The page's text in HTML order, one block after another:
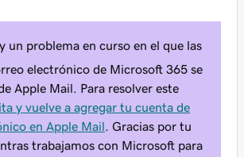
un problema en curso en el que las
electrónico de Microsoft 365 se
Apple Mail. Para resolver este
y vuelve a agregar tu cuenta de
en Apple Mail . Gracias por tu
trabajamos con Microsoft para